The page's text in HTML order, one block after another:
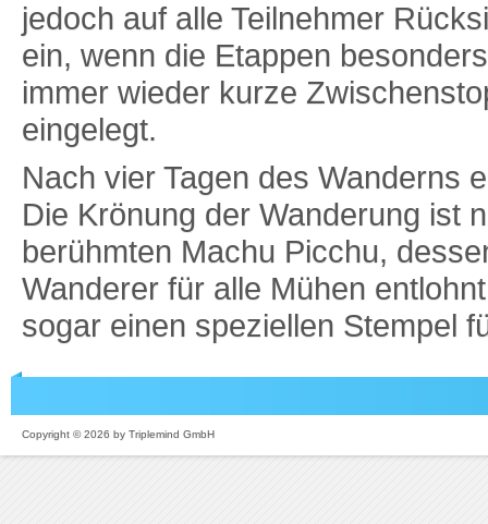
jedoch auf alle Teilnehmer
ein, wenn die Etappen
immer wieder kurze
eingelegt.
Nach vier Tagen des Wanderns
Die Krönung der Wanderung ist
berühmten Machu Picchu,
Wanderer für alle Mühen
sogar einen speziellen Stempel
Copyright © 2026 by Triplemind GmbH